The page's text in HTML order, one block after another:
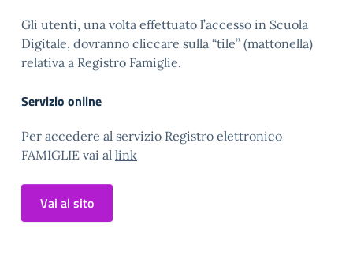
Gli utenti, una volta effettuato l’accesso in Scuola
Digitale, dovranno cliccare sulla “tile” (mattonella)
relativa a Registro Famiglie.
Servizio online
Per accedere al servizio Registro elettronico
FAMIGLIE vai al link
Vai al sito